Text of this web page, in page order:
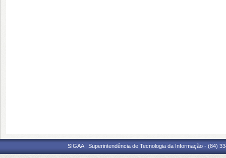
SIGAA | Superintendência de Tecnologia da Informação - (84)